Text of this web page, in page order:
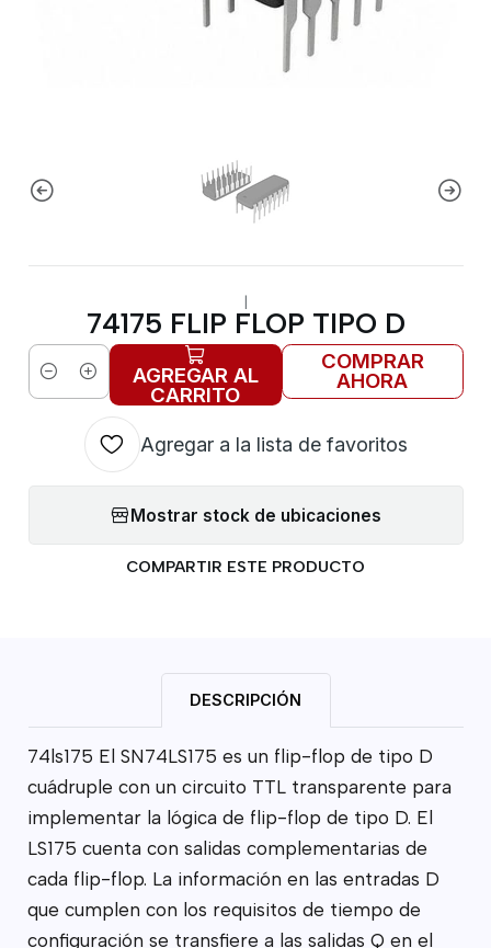
|
74175 FLIP FLOP TIPO D
Cantidad AGREGAR AL
CARRITO
COMPRAR
AHORA
Agregar a la lista de favoritos
Mostrar stock de ubicaciones
COMPARTIR ESTE PRODUCTO
DESCRIPCIÓN
74ls175 El SN74LS175 es un flip-flop de tipo D
cuádruple con un circuito TTL transparente para
implementar la lógica de flip-flop de tipo D. El
LS175 cuenta con salidas complementarias de
cada flip-flop. La información en las entradas D
que cumplen con los requisitos de tiempo de
configuración se transfiere a las salidas Q en el